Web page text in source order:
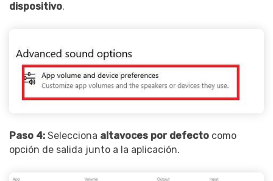
dispositivo.
Paso 4: Selecciona altavoces por defecto como
opción de salida junto a la aplicación.